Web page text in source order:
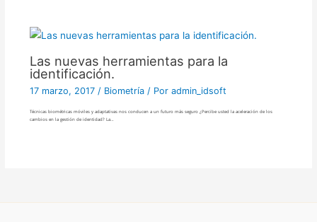
Las nuevas herramientas para la
identificación.
17 marzo, 2017 / Biometría/ Por admin_idsoft
Técnicas biométricas móviles y adaptativas nos conducen a un futuro más seguro ¿Percibe usted la aceleración de los
cambios en la gestión de identidad? La…